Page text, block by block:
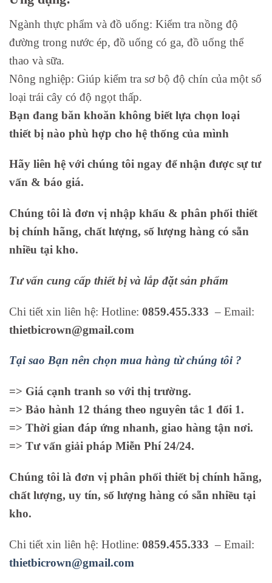
Ngành thực phẩm và đồ uống: Kiểm tra nồng độ
đường trong nước ép, đồ uống có ga, đồ uống thể
thao và sữa.
Nông nghiệp: Giúp kiểm tra sơ bộ độ chín của một số
loại trái cây có độ ngọt thấp.
Bạn đang băn khoăn không biết lựa chọn loại
thiết bị nào phù hợp cho hệ thống của mình
Hãy liên hệ với chúng tôi ngay để nhận được sự tư
vấn & báo giá.
Chúng tôi là đơn vị nhập khẩu & phân phối thiết
bị chính hãng, chất lượng, số lượng hàng có sẵn
nhiều tại kho.
Tư vấn cung cấp thiết bị và lắp đặt sản phẩm
Chi tiết xin liên hệ: Hotline: 0859.455.333 – Email:
thietbicrown@gmail.com
Tại sao Bạn nên chọn mua hàng từ chúng tôi ?
=> Giá cạnh tranh so với thị trường.
=> Bảo hành 12 tháng theo nguyên tắc 1 đổi 1.
=> Thời gian đáp ứng nhanh, giao hàng tận nơi.
=> Tư vấn giải pháp Miễn Phí 24/24.
Chúng tôi là đơn vị phân phối thiết bị chính hãng,
chất lượng, uy tín, số lượng hàng có sẵn nhiều tại
kho.
Chi tiết xin liên hệ: Hotline: 0859.455.333 – Email:
thietbicrown@gmail.com